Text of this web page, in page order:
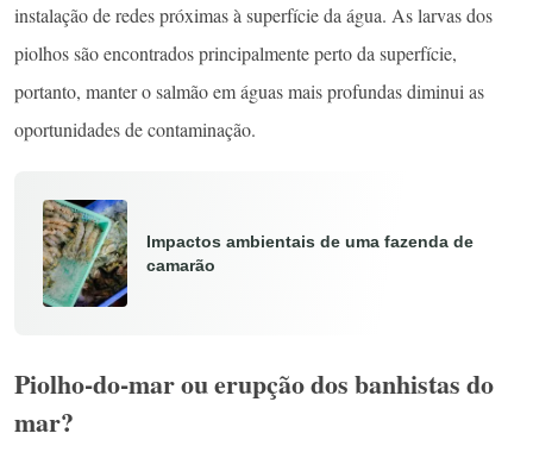
instalação de redes próximas à superfície da água. As larvas dos
piolhos são encontrados principalmente perto da superfície,
portanto, manter o salmão em águas mais profundas diminui as
oportunidades de contaminação.
Impactos ambientais de uma fazenda de
camarão
Piolho-do-mar ou erupção dos banhistas do
mar?